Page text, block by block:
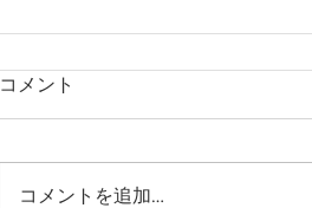
年中クラス夏期開講日
年中クラスは月二回のカリキュラ
コメント
コメントを追加…